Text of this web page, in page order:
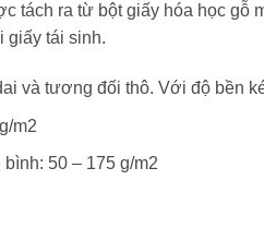
tách ra từ bột giấy hóa học gỗ
giấy tái sinh.
và tương đối thô. Với độ bền
m2
50 – 175 g/m2